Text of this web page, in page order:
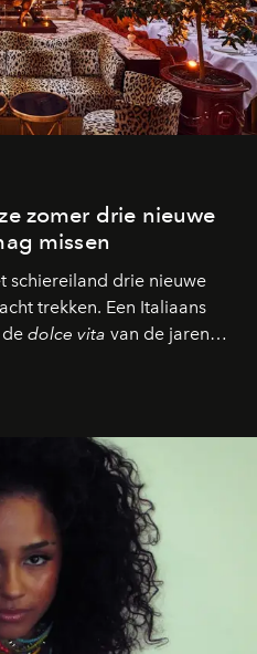
zomer drie nieuwe
missen
schiereiland drie nieuwe
trekken. Een Italiaans
dolce vita van de jaren
die na zonsondergang
en de
zijn de nieuwe adressen
van lange lunches tot